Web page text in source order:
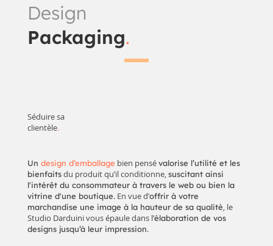
Design
Packaging.
Séduire sa
clientèle.
Un design d’emballage bien pensévalorise l’utilité et les
bienfaitsdu produit qu’il conditionne,suscitant ainsi
l'intérêt du consommateur à travers le web ou bien la
vitrine d'une boutique. En vue d’offrir à votre
marchandise une image à la hauteur de sa qualité, le
Studio Darduini vous épaule dans l’élaboration de vos
designs jusqu’à leur impression.